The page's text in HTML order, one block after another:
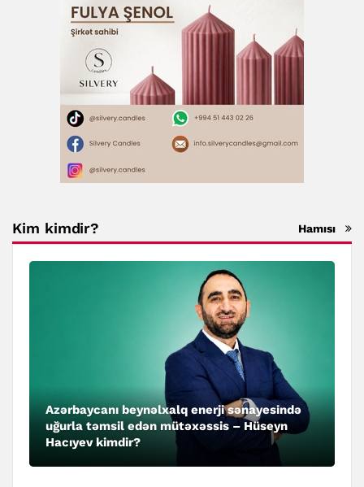
Kim kimdir? Hamısı
Azərbaycanı beynəlxalq enerji sənayesində
uğurla təmsil edən mütəxəssis – Hüseyn
Hacıyev kimdir?